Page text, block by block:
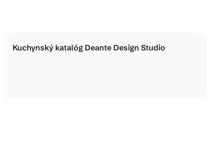
Kuchynský katalóg Deante Design Studio